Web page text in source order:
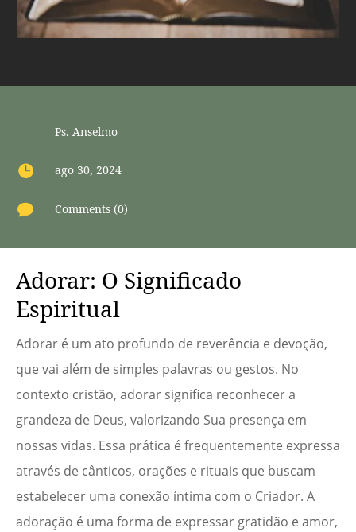
Ps. Anselmo
 ago 30, 2024
 Comments (0)
Adorar: O Significado
Espiritual
Adorar é um ato profundo de reverência e devoção,
que vai além de simples palavras ou gestos. No
contexto cristão, adorar significa reconhecer a
grandeza de Deus, valorizando Sua presença em
nossas vidas. Essa prática é frequentemente expressa
através de cânticos, orações e rituais que buscam
estabelecer uma conexão íntima com o Criador. A
adoração é uma forma de expressar gratidão e amor,